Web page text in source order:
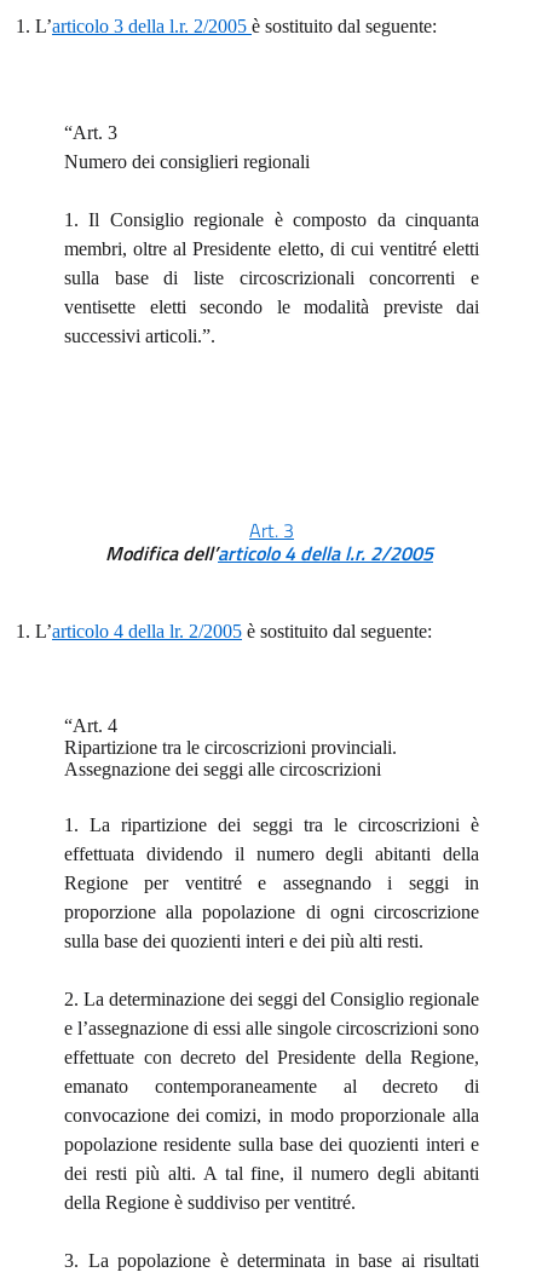
1. L’articolo 3 della l.r. 2/2005 è sostituito dal seguente:
“Art. 3
Numero dei consiglieri regionali
1. Il Consiglio regionale è composto da cinquanta
membri, oltre al Presidente eletto, di cui ventitré eletti
sulla base di liste circoscrizionali concorrenti e
ventisette eletti secondo le modalità previste dai
successivi articoli.”.
Art. 3
Modifica dell’articolo 4 della l.r. 2/2005
1. L’articolo 4 della lr. 2/2005 è sostituito dal seguente:
“Art. 4
Ripartizione tra le circoscrizioni provinciali.
Assegnazione dei seggi alle circoscrizioni
1. La ripartizione dei seggi tra le circoscrizioni è
effettuata dividendo il numero degli abitanti della
Regione per ventitré e assegnando i seggi in
proporzione alla popolazione di ogni circoscrizione
sulla base dei quozienti interi e dei più alti resti.
2. La determinazione dei seggi del Consiglio regionale
e l’assegnazione di essi alle singole circoscrizioni sono
effettuate con decreto del Presidente della Regione,
emanato contemporaneamente al decreto di
convocazione dei comizi, in modo proporzionale alla
popolazione residente sulla base dei quozienti interi e
dei resti più alti. A tal fine, il numero degli abitanti
della Regione è suddiviso per ventitré.
3. La popolazione è determinata in base ai risultati